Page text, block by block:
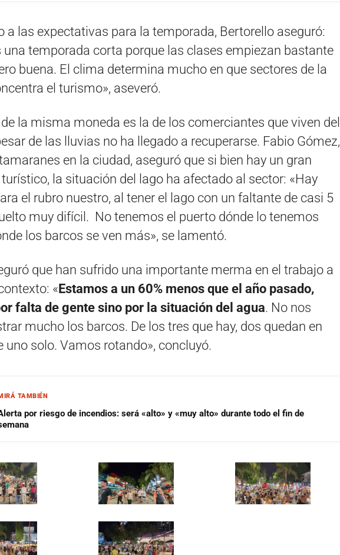
a las expectativas para la temporada, Bertorello aseguró:
una temporada corta porque las clases empiezan bastante
buena. El clima determina mucho en que sectores de la
el turismo», aseveró.
la misma moneda es la de los comerciantes que viven del
de las lluvias no ha llegado a recuperarse. Fabio Gómez,
en la ciudad, aseguró que si bien hay un gran
la situación del lago ha afectado al sector: «Hay
el rubro nuestro, al tener el lago con un faltante de casi 5
muy difícil. No tenemos el puerto dónde lo tenemos
los barcos se ven más», se lamentó.
que han sufrido una importante merma en el trabajo a
«Estamos a un 60% menos que el año pasado,
falta de gente sino por la situación del agua. No nos
mucho los barcos. De los tres que hay, dos quedan en
uno solo. Vamos rotando», concluyó.
TAMBIÉN
por riesgo de incendios: será «alto» y «muy alto» durante todo el fin de